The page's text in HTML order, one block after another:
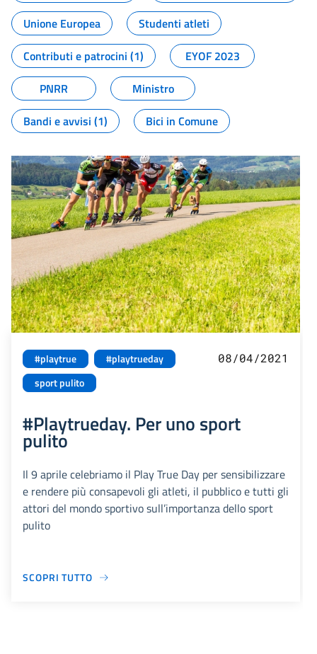
Unione Europea
Studenti atleti
Contributi e patrocini (1)
EYOF 2023
PNRR
Ministro
Bandi e avvisi (1)
Bici in Comune
#playtrue
#playtrueday
sport pulito
08/04/2021
#Playtrueday. Per uno sport
pulito
Il 9 aprile celebriamo il Play True Day per sensibilizzare
e rendere più consapevoli gli atleti, il pubblico e tutti gli
attori del mondo sportivo sull’importanza dello sport
pulito
SCOPRI TUTTO